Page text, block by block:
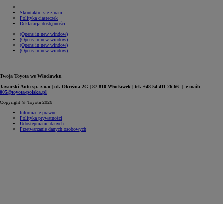
Skontaktuj się z nami
Polityka ciasteczek
Deklaracja dostępności
(Opens in new window)
(Opens in new window)
(Opens in new window)
(Opens in new window)
Twoja Toyota we Włocławku
Jaworski Auto sp. z o.o | ul. Okrężna 2G | 87-810 Włocławek | tel. +48 54 411 26 66 | e-mail:
005@toyota-polska.pl
Copyright © Toyota 2026
Informacje prawne
Polityka prywatności
Udostępnianie danych
Przetwarzanie danych osobowych